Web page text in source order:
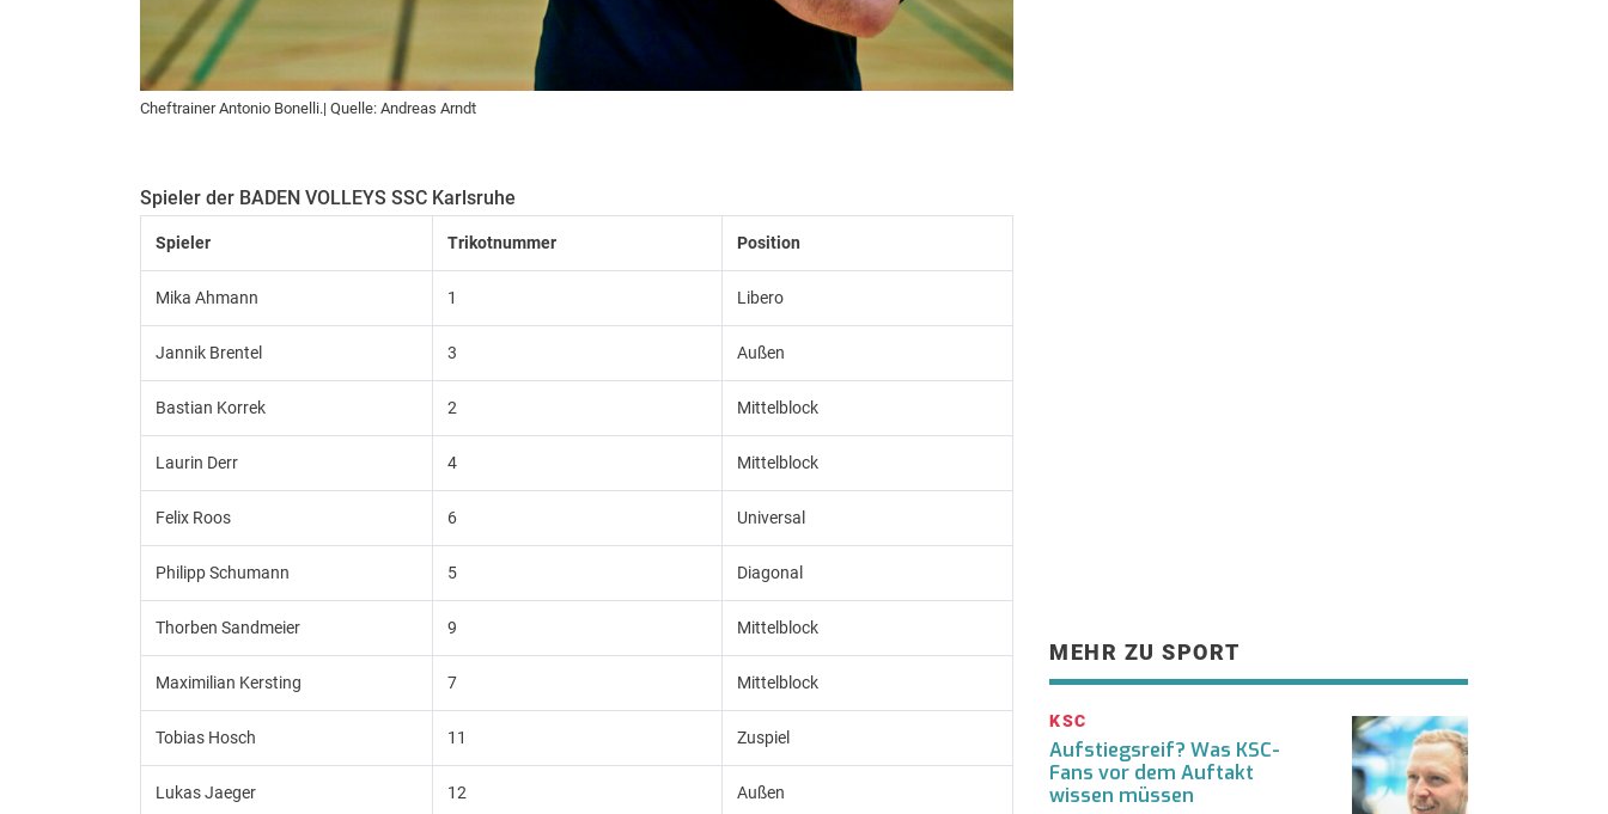
Cheftrainer Antonio Bonelli.| Quelle: Andreas Arndt
Spieler der BADEN VOLLEYS SSC Karlsruhe
Spieler Trikotnummer Position
Mika Ahmann 1 Libero
Jannik Brentel 3 Außen
Bastian Korrek 2 Mittelblock
Laurin Derr 4 Mittelblock
Felix Roos 6 Universal
Philipp Schumann 5 Diagonal
Thorben Sandmeier 9 Mittelblock
Maximilian Kersting 7 Mittelblock
Tobias Hosch 11 Zuspiel
Lukas Jaeger 12 Außen
MEHR ZU SPORT
KSC
Aufstiegsreif? Was KSC-
Fans vor dem Auftakt
wissen müssen